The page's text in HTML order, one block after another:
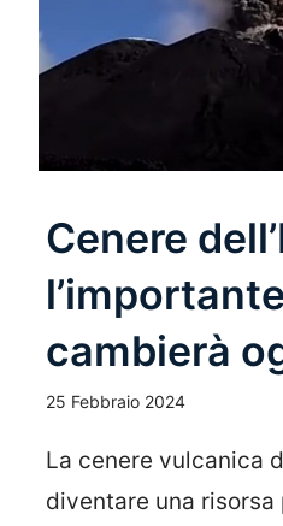
Cenere
cambierà
25 Febbraio 2024
La cenere vulcanica
diventare una risorsa